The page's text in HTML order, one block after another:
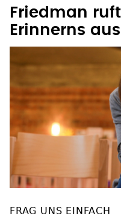
Friedman
Erinnerns aus
FRAG UNS EINFACH